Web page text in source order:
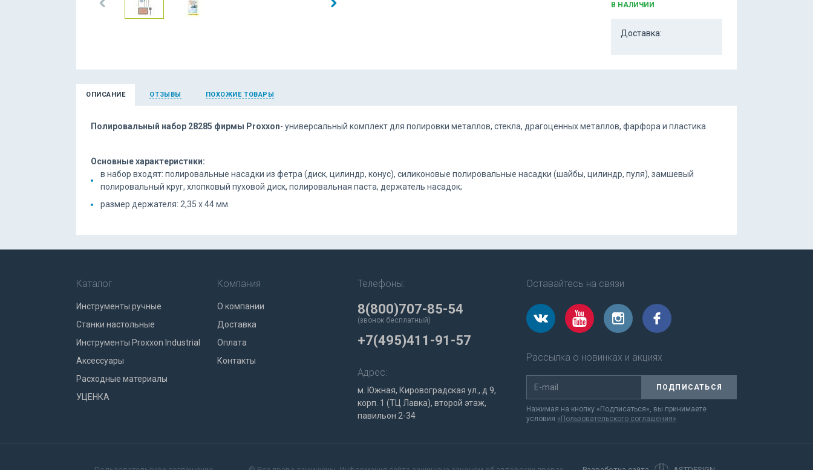
В НАЛИЧИИ
Доставка:
ОПИСАНИЕ ОТЗЫВЫ ПОХОЖИЕ ТОВАРЫ
Полировальный набор 28285 фирмы Proxxon- универсальный комплект для полировки металлов, стекла, драгоценных металлов, фарфора и пластика.
Основные характеристики:
в набор входят: полировальные насадки из фетра (диск, цилиндр, конус), силиконовые полировальные насадки (шайбы, цилиндр, пуля), замшевый
полировальный круг, хлопковый пуховой диск, полировальная паста, держатель насадок;
размер держателя: 2,35 х 44 мм.
Каталог
Инструменты ручные
Станки настольные
Инструменты Proxxon Industrial
Аксессуары
Расходные материалы
УЦЕНКА
Компания
О компании
Доставка
Оплата
Контакты
Телефоны:
8(800)707-85-54
(звонок бесплатный)
+7(495)411-91-57
Адрес:
м. Южная, Кировоградская ул., д 9,
корп. 1 (ТЦ Лавка), второй этаж,
павильон 2-34
Оставайтесь на связи
Рассылка о новинках и акциях
ПОДПИСАТЬСЯ
Нажимая на кнопку «Подписаться», вы принимаете
условия «Пользовательского соглашения»